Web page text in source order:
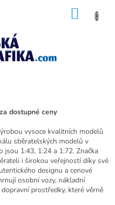
dostupné ceny
vysoce kvalitních modelů
sběratelských modelů v
jsou 1:43, 1:24 a 1:72. Značka
i širokou veřejností díky své
designu a cenové
osobní vozy, nákladní
prostředky, které věrně